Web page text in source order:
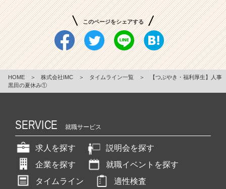
このページをシェアする
HOME ＞ 株式会社IMC ＞ タイムライン一覧 ＞
【つぶやき・福利厚生】人事
黒田の夏休み①
SERVICE 就職サービス
求人を探す
説明会を探す
企業を探す
就職イベントを探す
タイムライン
適性検査